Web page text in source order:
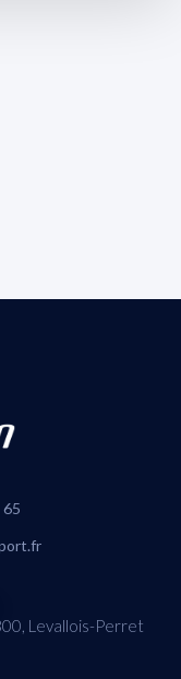
65
Levallois-Perret